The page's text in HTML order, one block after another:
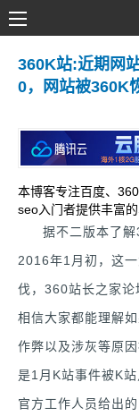
360K站:近期网
0，网站被360K
本博客专注百度、
seo入门者提供丰富的
据不二版本了
2016年1月初，这
伐，360站长之家论
相信大家都能理解
作弊以及涉灰等原
是1月K站事件被K
官方工作人员给出